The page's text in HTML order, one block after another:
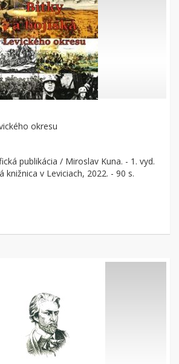
okresu
publikácia / Miroslav Kuna. - 1. vyd.
knižnica v Leviciach, 2022. - 90 s.